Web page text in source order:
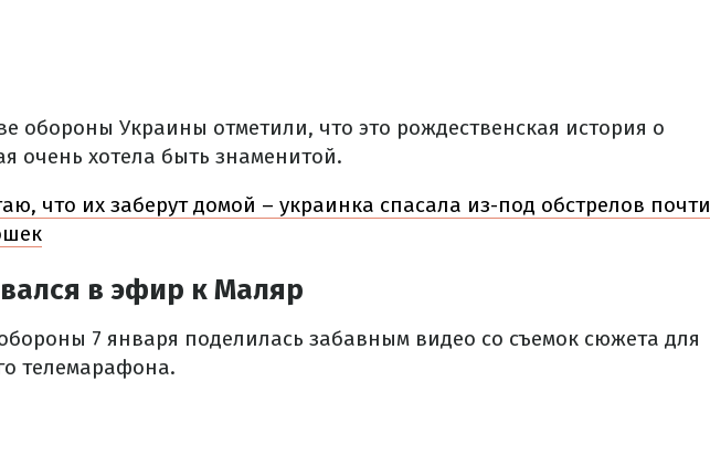
обороны Украины отметили, что это рождественская история о
очень хотела быть знаменитой.
что их заберут домой – украинка спасала из-под обстрелов почти
в эфир к Маляр
7 января поделилась забавным видео со съемок сюжета для
телемарафона.